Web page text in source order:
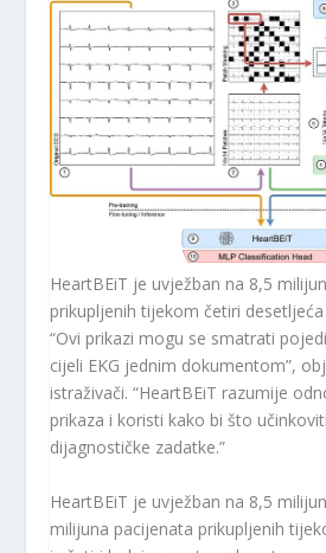
HeartBEiT je uvježban na 8,5
prikupljenih tijekom četiri desetljeća
“Ovi prikazi mogu se smatrati
cijeli EKG jednim dokumentom”,
istraživači. “HeartBEiT razumije
prikaza i koristi kako bi što
dijagnostičke zadatke.”
HeartBEiT je uvježban na 8,5
milijuna pacijenata prikupljenih